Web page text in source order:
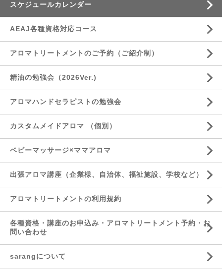
スケジュールカレンダー
AEAJ各種資格対応コース
アロマトリートメントのご予約（ご紹介制）
精油の勉強会（2026Ver.)
アロマハンドセラピストの勉強会
カスタムメイドアロマ （個別）
ベビーマッサージ×ママアロマ
出張アロマ講座（企業様、自治体、福祉施設、学校など）
アロマトリートメントの利用規約
各種資格・講座のお申込み・アロマトリートメント予約・お
問い合わせ
sarangについて